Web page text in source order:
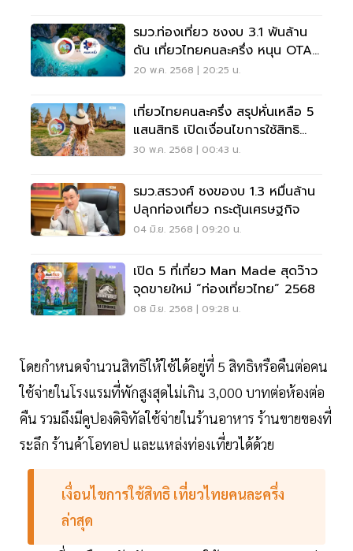
รมว.ท่องเที่ยว ชงงบ 3.1 พันล้าน
ดัน เที่ยวไทยคนละครึ่ง หนุน OTA -
เหมาลำ
20 พ.ค. 2568 | 20:25 น.
เที่ยวไทยคนละครึ่ง สรุปหั่นเหลือ 5
แสนสิทธิ เปิดเงื่อนไขการใช้สิทธิ
ล่าสุด
30 พ.ค. 2568 | 00:43 น.
รมว.สรวงศ์ ชงของบ 1.3 หมื่นล้าน
ปลุกท่องเที่ยว กระตุ้นเศรษฐกิจ
04 มิ.ย. 2568 | 09:20 น.
เปิด 5 ที่เที่ยว Man Made สุดว๊าว
จุดขายใหม่ “ท่องเที่ยวไทย” 2568
08 มิ.ย. 2568 | 09:28 น.
โดยกำหนดจำนวนสิทธิให้ใช้ได้อยู่ที่ 5 สิทธิหรือคืนต่อคน
ใช้จ่ายในโรงแรมที่พักสูงสุดไม่เกิน 3,000 บาทต่อห้องต่อ
คืน รวมถึงมีคูปองดิจิทัลใช้จ่ายในร้านอาหาร ร้านขายของที่
ระลึก ร้านค้าโอทอป และแหล่งท่องเที่ยวได้ด้วย
เงื่อนไขการใช้สิทธิ เที่ยวไทยคนละครึ่ง
ล่าสุด